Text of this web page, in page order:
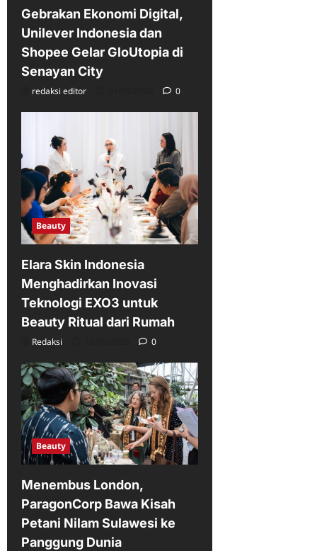
Gebrakan Ekonomi Digital,
Unilever Indonesia dan
Shopee Gelar GloUtopia di
Senayan City
redaksi editor 0
Beauty
Elara Skin Indonesia
Menghadirkan Inovasi
Teknologi EXO3 untuk
Beauty Ritual dari Rumah
Redaksi 0
Beauty
Menembus London,
ParagonCorp Bawa Kisah
Petani Nilam Sulawesi ke
Panggung Dunia